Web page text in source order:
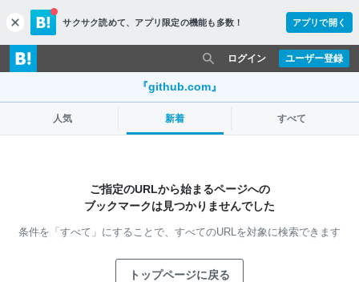
c
l
o
s
サクサク読めて、 アプリ限定の機能も多数！ アプリで開く
ユーザー登録
ログイン
『github.com』
人気 新着 すべて
ご指定のURLから始まるページへの
ブックマークは見つかりませんでした
条件を「すべて」にすることで、 すべてのURLを対象に検索できます
トップページに戻る